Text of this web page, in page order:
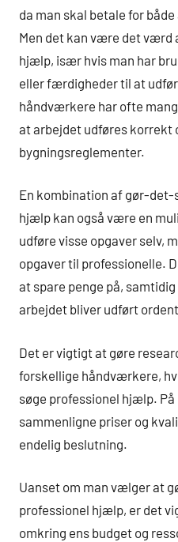
da man skal betale for
Men det kan være det værd
hjælp, især hvis man har
eller færdigheder til at
håndværkere har ofte
at arbejdet udføres korrekt
bygningsreglementer.
En kombination af gør-det-
hjælp kan også være en
udføre visse opgaver selv,
opgaver til professionelle.
at spare penge på,
arbejdet bliver udført
Det er vigtigt at gøre
forskellige håndværkere,
søge professionel hjælp. På
sammenligne priser og
endelig beslutning.
Uanset om man vælger at
professionel hjælp, er det
omkring ens budget og